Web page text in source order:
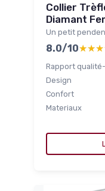
Collier
Diamant
Un petit
8.0/10
Rapport
Design
Confort
Materiaux